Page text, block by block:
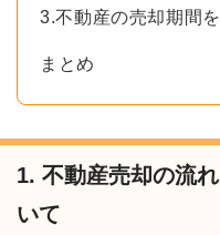
3.不動産の売却期間
まとめ
1. 不動産売却の流
いて